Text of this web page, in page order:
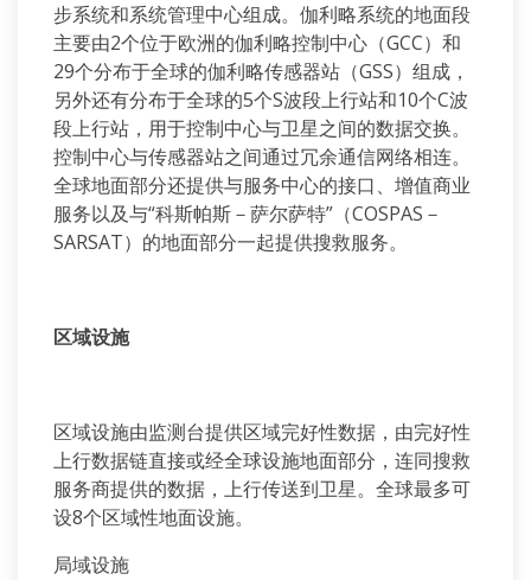
步系统和系统管理中心组成。伽利略系统的地面段
主要由2个位于欧洲的伽利略控制中心（GCC）和
29个分布于全球的伽利略传感器站（GSS）组成，
另外还有分布于全球的5个S波段上行站和10个C波
段上行站，用于控制中心与卫星之间的数据交换。
控制中心与传感器站之间通过冗余通信网络相连。
全球地面部分还提供与服务中心的接口、增值商业
服务以及与“科斯帕斯－萨尔萨特”（COSPAS－
SARSAT）的地面部分一起提供搜救服务。
区域设施
区域设施由监测台提供区域完好性数据，由完好性
上行数据链直接或经全球设施地面部分，连同搜救
服务商提供的数据，上行传送到卫星。全球最多可
设8个区域性地面设施。
局域设施